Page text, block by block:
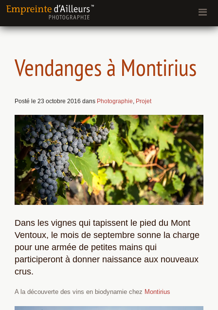
Vendanges à Montirius
Posté le 23 octobre 2016 dans Photographie, Projet
Dans les vignes qui tapissent le pied du Mont
Ventoux, le mois de septembre sonne la charge
pour une armée de petites mains qui
participeront à donner naissance aux nouveaux
crus.
A la découverte des vins en biodynamie chez Montirius